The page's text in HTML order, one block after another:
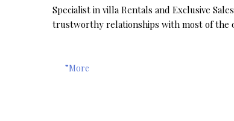
Specialist in villa Rentals and Exclusive
trustworthy relationships with most of the
”More